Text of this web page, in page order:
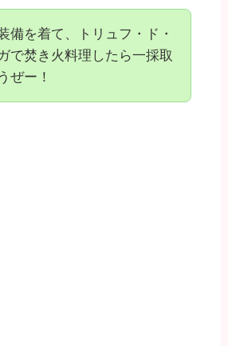
備を着て、トリュフ・ド・
で焚き火料理したら一採取
ぜー！